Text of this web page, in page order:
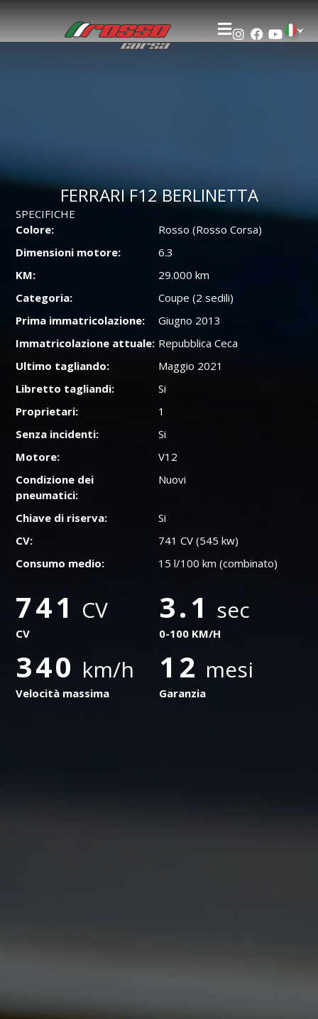
FERRARI F12 BERLINETTA
FERRARI F12 BERLINETTA
SPECIFICHE
Colore:
Rosso (Rosso Corsa)
Dimensioni motore:
6.3
KM:
29.000 km
Categoria:
Coupe (2 sedili)
Prima immatricolazione:
Giugno 2013
Immatricolazione attuale: Repubblica Ceca
Ultimo tagliando:
Maggio 2021
Libretto tagliandi:
Si
Proprietari:
1
Senza incidenti:
Si
Motore:
V12
Condizione dei
pneumatici:
Nuovi
Chiave di riserva:
Si
CV:
741 CV (545 kw)
Consumo medio:
15 l/100 km (combinato)
12 mesi
Garanzia
741 CV
CV
3.1 sec
0-100 KM/H
340 km/h
Velocità massima